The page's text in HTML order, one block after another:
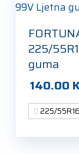
225/
guma
140.00
225/55R16